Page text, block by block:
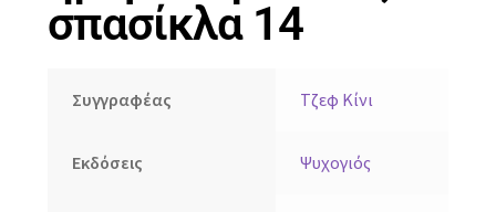
σπασίκλα 14
Συγγραφέας Τζεφ Κίνι
Εκδόσεις Ψυχογιός